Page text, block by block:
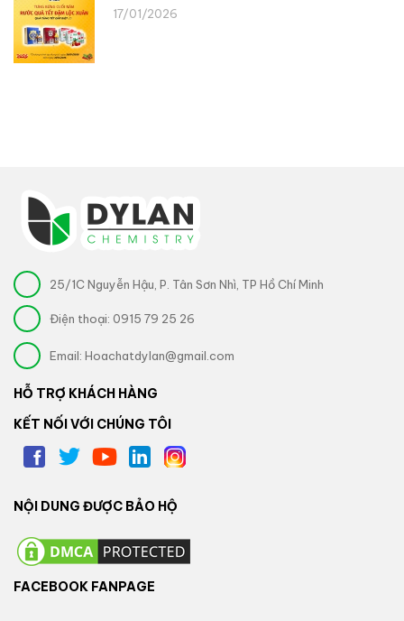
17/01/2026
25/1C Nguyễn Hậu, P. Tân Sơn Nhì, TP Hồ Chí Minh
Điện thoại: 0915 79 25 26
Email: Hoachatdylan@gmail.com
HỖ TRỢ KHÁCH HÀNG
KẾT NỐI VỚI CHÚNG TÔI
NỘI DUNG ĐƯỢC BẢO HỘ
FACEBOOK FANPAGE